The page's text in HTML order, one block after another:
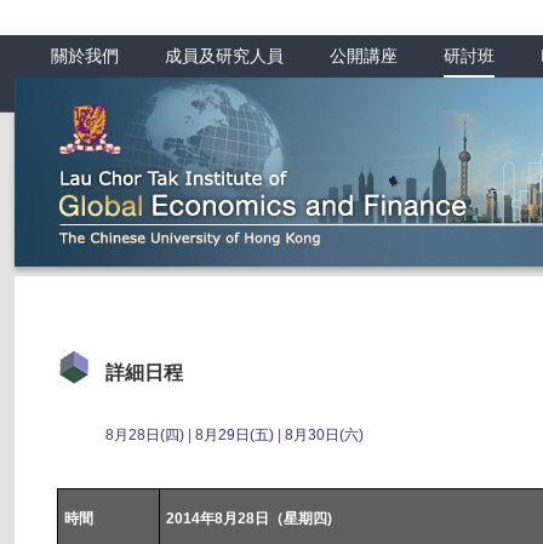
關於我們 成員及研究人員 公開講座 研討班
詳細日程
8月28日(四) 8月29日(五) 8月30日(六)
時間 2014年8月28日（星期四)